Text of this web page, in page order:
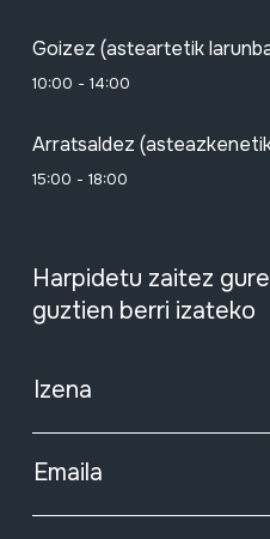
Goizez (asteartetik
10:00 - 14:00
Arratsaldez
15:00 - 18:00
Harpidetu zaitez
guztien berri izateko
Izena
Emaila